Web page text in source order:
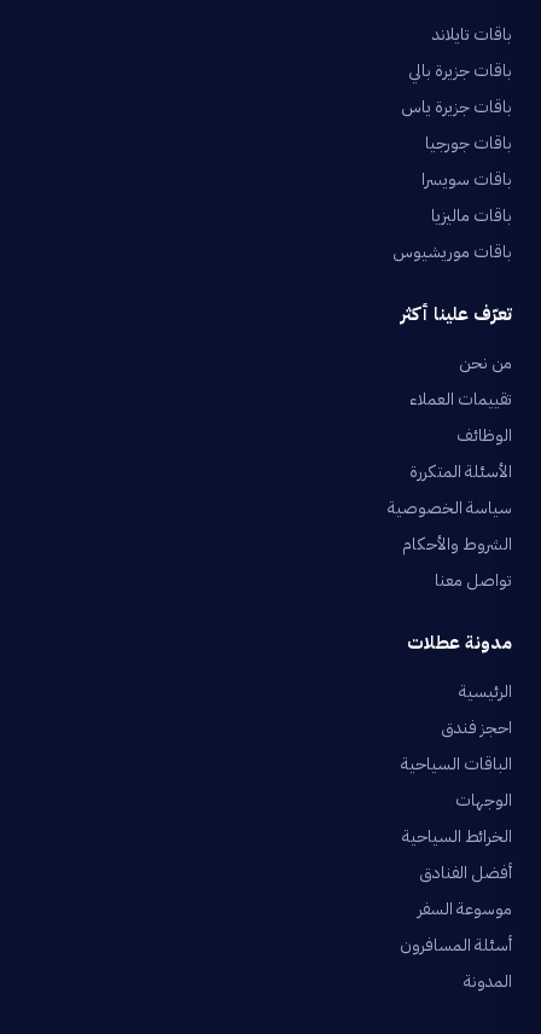
باقات تايلاند
باقات جزيرة بالي
باقات جزيرة ياس
باقات جورجيا
باقات سويسرا
باقات ماليزيا
باقات موريشيوس
تعرّف علينا أكثر
من نحن
تقييمات العملاء
الوظائف
الأسئلة المتكررة
سياسة الخصوصية
الشروط والأحكام
تواصل معنا
مدونة عطلات
الرئيسية
احجز فندق
الباقات السياحية
الوجهات
الخرائط السياحية
أفضل الفنادق
موسوعة السفر
أسئلة المسافرون
المدونة